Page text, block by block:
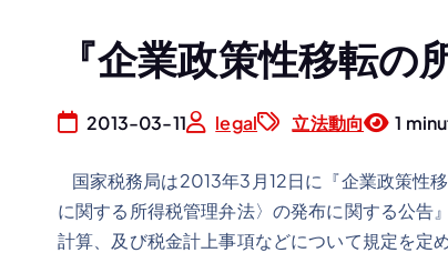
『企業政策性移転
2013-03-11 legal 立法動向 1
国家税務局は2013年3月12日に『企業政策性
に関する所得税管理弁法〉の発布に関する公
計算、及び税金計上事項などについて規定を定